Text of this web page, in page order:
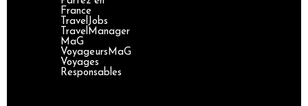
France
TravelJobs
TravelManager
MaG
VoyageursMaG
Voyages
Responsables